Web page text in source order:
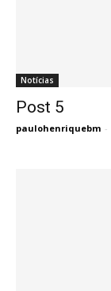
Notícias
Post 5
paulohenriquebm -